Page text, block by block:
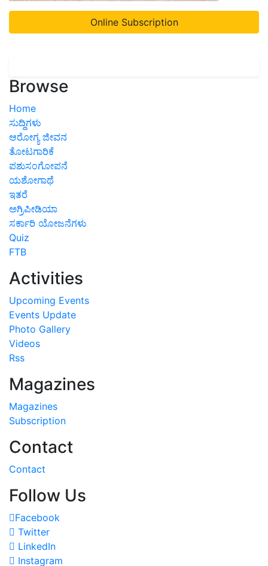
Online Subscription
Browse
Home
ಸುದ್ದಿಗಳು
ಆರೋಗ್ಯ ಜೀವನ
ತೋಟಗಾರಿಕೆ
ಪಶುಸಂಗೋಪನೆ
ಯಶೋಗಾಥೆ
ಇತರೆ
ಅಗ್ರಿಪೀಡಿಯಾ
ಸರ್ಕಾರಿ ಯೋಜನೆಗಳು
Quiz
FTB
Activities
Upcoming Events
Events Update
Photo Gallery
Videos
Rss
Magazines
Magazines
Subscription
Contact
Contact
Follow Us
Facebook
Twitter
LinkedIn
Instagram